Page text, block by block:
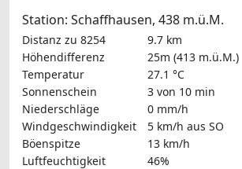
Station: Schaffhausen, 438 m.ü.M.
Distanz zu 8254
9.7 km
Höhendifferenz
25m (413 m.ü.M.)
Temperatur
27.1 °C
Sonnenschein
3 von 10 min
Niederschläge
0 mm/h
Windgeschwindigkeit
5 km/h aus SO
Böenspitze
13 km/h
Luftfeuchtigkeit
46%